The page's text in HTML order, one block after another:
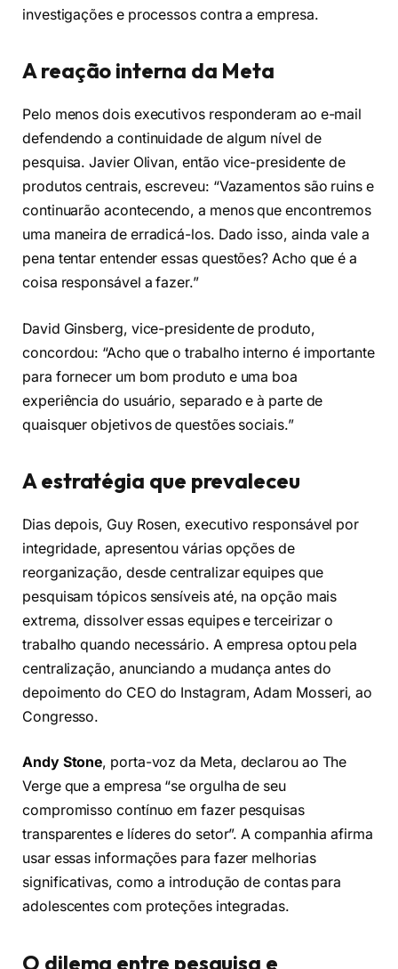
investigações e processos contra a empresa.
A reação interna da Meta
Pelo menos dois executivos responderam ao e-mail
defendendo a continuidade de algum nível de
pesquisa. Javier Olivan, então vice-presidente de
produtos centrais, escreveu: “Vazamentos são ruins e
continuarão acontecendo, a menos que encontremos
uma maneira de erradicá-los. Dado isso, ainda vale a
pena tentar entender essas questões? Acho que é a
coisa responsável a fazer.”
David Ginsberg, vice-presidente de produto,
concordou: “Acho que o trabalho interno é importante
para fornecer um bom produto e uma boa
experiência do usuário, separado e à parte de
quaisquer objetivos de questões sociais.”
A estratégia que prevaleceu
Dias depois, Guy Rosen, executivo responsável por
integridade, apresentou várias opções de
reorganização, desde centralizar equipes que
pesquisam tópicos sensíveis até, na opção mais
extrema, dissolver essas equipes e terceirizar o
trabalho quando necessário. A empresa optou pela
centralização, anunciando a mudança antes do
depoimento do CEO do Instagram, Adam Mosseri, ao
Congresso.
Andy Stone, porta-voz da Meta, declarou ao The
Verge que a empresa “se orgulha de seu
compromisso contínuo em fazer pesquisas
transparentes e líderes do setor”. A companhia afirma
usar essas informações para fazer melhorias
significativas, como a introdução de contas para
adolescentes com proteções integradas.
O dilema entre pesquisa e